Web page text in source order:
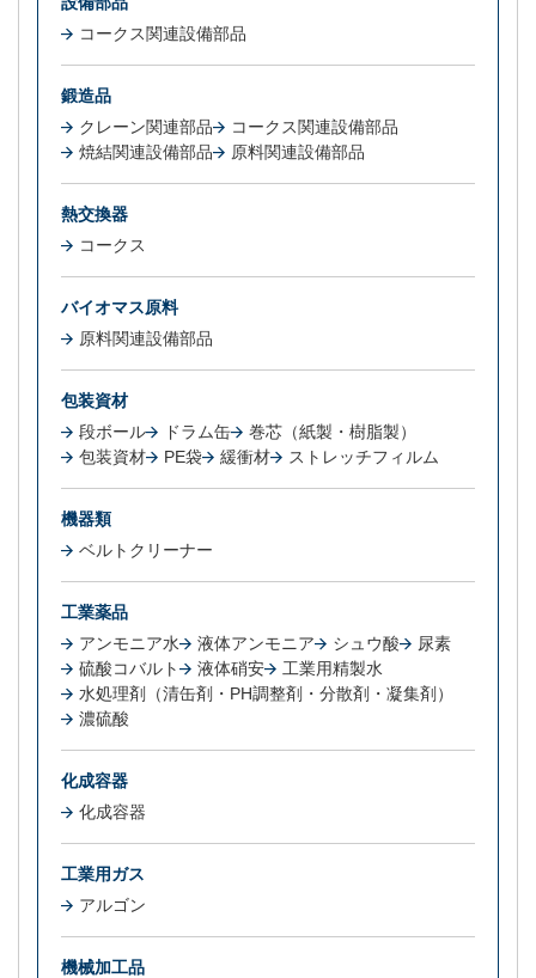
コークス関連設備部品
鍛造品
クレーン関連部品
コークス関連設備部品
焼結関連設備部品
原料関連設備部品
熱交換器
コークス
バイオマス原料
原料関連設備部品
包装資材
段ボール
ドラム缶
巻芯（紙製・樹脂製）
包装資材
PE袋 緩衝材 ストレッチフィルム
機器類
ベルトクリーナー
工業薬品
アンモニア水
液体アンモニア シュウ酸
尿素
硫酸コバルト
液体硝安
工業用精製水
水処理剤（清缶剤・PH調整剤・分散剤・凝集剤）
濃硫酸
化成容器
化成容器
工業用ガス
アルゴン
機械加工品